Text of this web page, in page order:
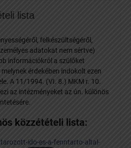
lista
felkészültségéről,
adatokat nem sértve)
információkról a szülőket
érdekében indokolt ezen
A 11/1994. (VI. 8.) MKM r. 10.
az intézményeket az ún. különös
közzétételi lista:
ido-es-a-fenntarto-altal-